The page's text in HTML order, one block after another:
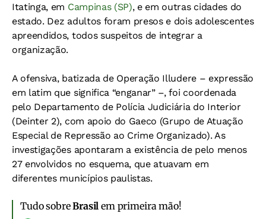
Itatinga, em Campinas (SP), e em outras cidades do
estado. Dez adultos foram presos e dois adolescentes
apreendidos, todos suspeitos de integrar a
organização.
A ofensiva, batizada de Operação Illudere – expressão
em latim que significa “enganar” –, foi coordenada
pelo Departamento de Polícia Judiciária do Interior
(Deinter 2), com apoio do Gaeco (Grupo de Atuação
Especial de Repressão ao Crime Organizado). As
investigações apontaram a existência de pelo menos
27 envolvidos no esquema, que atuavam em
diferentes municípios paulistas.
Tudo sobreBrasil em primeira mão!